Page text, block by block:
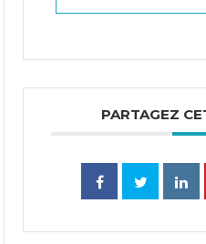
PARTAGEZ